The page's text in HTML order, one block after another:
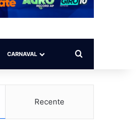
CARNAVAL Procurar por
Recente